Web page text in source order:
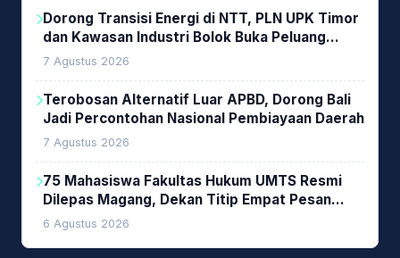
Dorong Transisi Energi di NTT, PLN UPK Timor
dan Kawasan Industri Bolok Buka Peluang
Investasi Woodchip untuk Cofiring PLTU Bolok
7 Agustus 2026
Terobosan Alternatif Luar APBD, Dorong Bali
Jadi Percontohan Nasional Pembiayaan Daerah
7 Agustus 2026
75 Mahasiswa Fakultas Hukum UMTS Resmi
Dilepas Magang, Dekan Titip Empat Pesan
Penting
6 Agustus 2026